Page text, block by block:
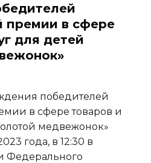
премии в сфере
для детей
победителей
в сфере товаров и
медвежонок»
года, в 12:30 в
Федерального